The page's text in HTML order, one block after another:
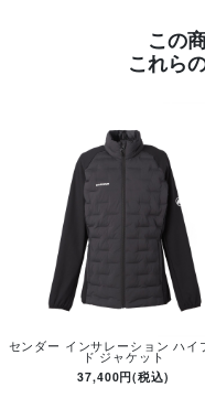
この
これら
センダー インサレーション ハイ
ド ジャケット
37,400円(税込)